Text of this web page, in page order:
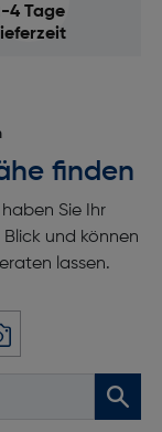
4 Tage
finden
Sie Ihr
und können
lassen.